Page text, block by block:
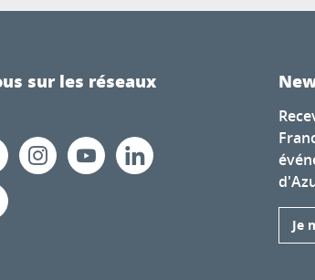
sur les réseaux
Je